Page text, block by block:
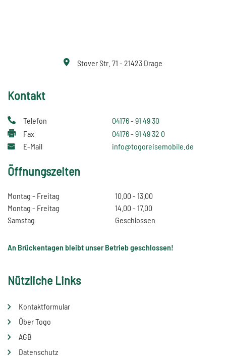
Stover Str. 71 - 21423 Drage
Kontakt
Telefon
04176 - 91 49 30
Fax
04176 - 91 49 32 0
E-Mail
info@togoreisemobile.de
Öffnungszeiten
Montag - Freitag
10.00 - 13.00
Montag - Freitag
14.00 - 17.00
Samstag
Geschlossen
An Brückentagen bleibt unser Betrieb geschlossen!
Nützliche Links
Kontaktformular
Über Togo
AGB
Datenschutz